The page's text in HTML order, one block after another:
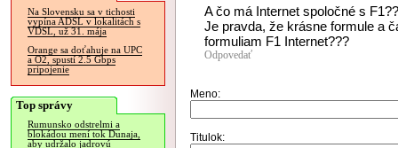
Na Slovensku sa v tichosti
vypína ADSL v lokalitách s
VDSL, už 31. mája
Orange sa doťahuje na UPC
a O2, spustí 2.5 Gbps
pripojenie
Top správy
Rumunsko odstrelmi a
blokádou mení tok Dunaja,
aby udržalo jadrovú
A čo má Internet spoločné s
Je pravda, že krásne formule a
formuliam F1 Internet???
Odpovedať
Meno:
Titulok: